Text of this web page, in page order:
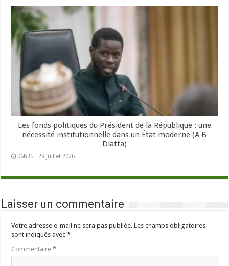
Les fonds politiques du Président de la République : une
nécessité institutionnelle dans un État moderne (A B
Diatta)
06h35 - 29 juillet 2026
Laisser un commentaire
Votre adresse e-mail ne sera pas publiée. Les champs obligatoires
sont indiqués avec*
Commentaire*